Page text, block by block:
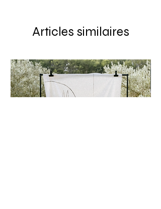
Articles similaires